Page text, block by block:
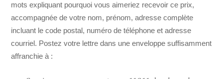
mots expliquant pourquoi vous aimeriez recevoir ce prix,
accompagnée de votre nom, prénom, adresse complète
incluant le code postal, numéro de téléphone et adresse
courriel. Postez votre lettre dans une enveloppe suffisamment
affranchie à :